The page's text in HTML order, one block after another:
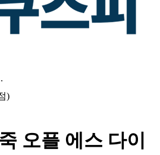
)
오플 에스 다이